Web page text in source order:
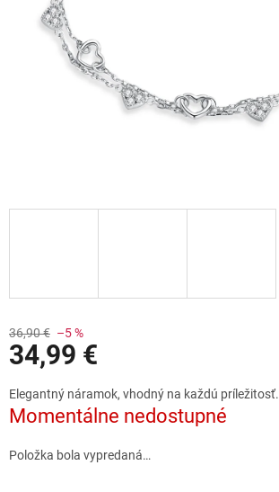
Zľavy
36,90 € –5 %
34,99 €
cena:
Elegantný náramok, vhodný na každú príležitosť.
Momentálne nedostupné
Položka bola vypredaná…